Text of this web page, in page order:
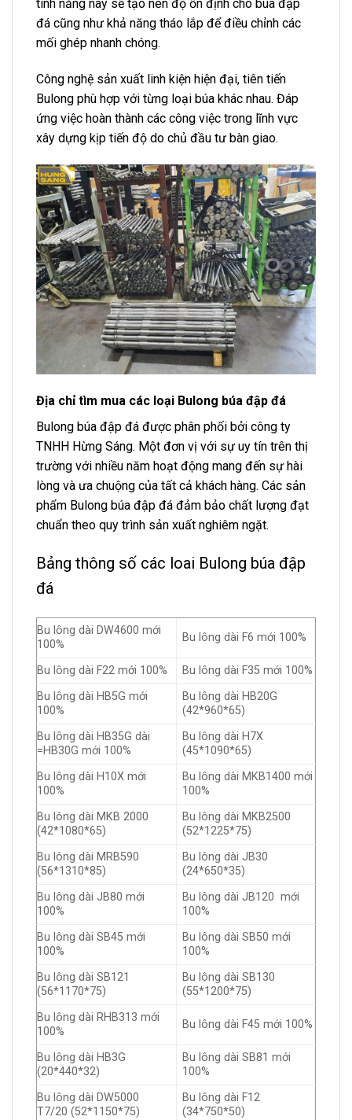
tính năng này sẽ tạo nên độ ổn định cho búa đập
đá cũng như khả năng tháo lắp để điều chỉnh các
mối ghép nhanh chóng.
Công nghệ sản xuất linh kiện hiện đại, tiên tiến
Bulong phù hợp với từng loại búa khác nhau. Đáp
ứng việc hoàn thành các công việc trong lĩnh vực
xây dựng kịp tiến độ do chủ đầu tư bàn giao.
Địa chỉ tìm mua các loại Bulong búa đập đá
Bulong búa đập đá được phân phối bởi công ty
TNHH Hừng Sáng. Một đơn vị với sự uy tín trên thị
trường với nhiều năm hoạt động mang đến sự hài
lòng và ưa chuộng của tất cả khách hàng. Các sản
phẩm Bulong búa đập đá đảm bảo chất lượng đạt
chuẩn theo quy trình sản xuất nghiêm ngặt.
Bảng thông số các loai Bulong búa đập
đá
Bu lông dài DW4600 mới
100%
Bu lông dài F6 mới 100%
Bu lông dài F22 mới 100%
Bu lông dài F35 mới 100%
Bu lông dài HB5G mới
100%
Bu lông dài HB20G
(42*960*65)
Bu lông dài HB35G dài
=HB30G mới 100%
Bu lông dài H7X
(45*1090*65)
Bu lông dài H10X mới
100%
Bu lông dài MKB1400 mới
100%
Bu lông dài MKB 2000
(42*1080*65)
Bu lông dài MKB2500
(52*1225*75)
Bu lông dài MRB590
(56*1310*85)
Bu lông dài JB30
(24*650*35)
Bu lông dài JB80 mới
100%
Bu lông dài JB120 mới
100%
Bu lông dài SB45 mới
100%
Bu lông dài SB50 mới
100%
Bu lông dài SB121
(56*1170*75)
Bu lông dài SB130
(55*1200*75)
Bu lông dài RHB313 mới
100%
Bu lông dài F45 mới 100%
Bu lông dài HB3G
(20*440*32)
Bu lông dài SB81 mới
100%
Bu lông dài DW5000
T7/20 (52*1150*75)
Bu lông dài F12
(34*750*50)